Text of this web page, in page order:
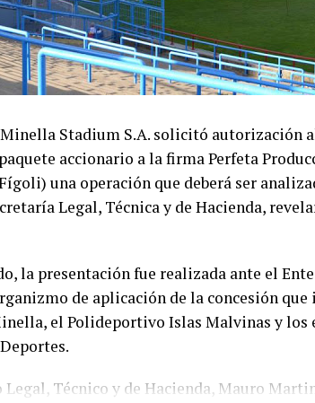
Stadium S.A. solicitó autorización
accionario a la firma Perfeta
una operación que deberá ser
Legal, Técnica y de Hacienda,
la presentación fue realizada ante el
de aplicación de la concesión
el Polideportivo Islas Malvinas y los
Técnico y de Hacienda, Mauro